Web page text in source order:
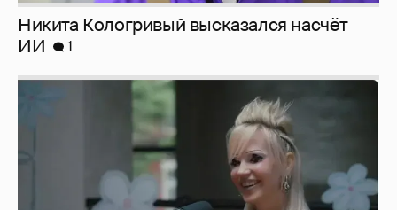
Никита Кологривый высказался насчёт
ИИ
1